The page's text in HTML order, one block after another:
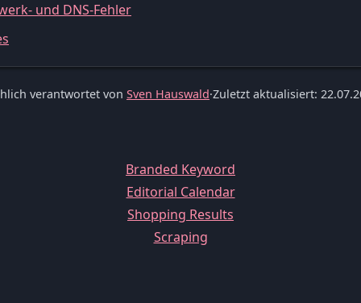
und DNS-Fehler
verantwortet von Sven Hauswald·Zuletzt aktualisiert:
Branded Keyword
Editorial Calendar
Shopping Results
Scraping